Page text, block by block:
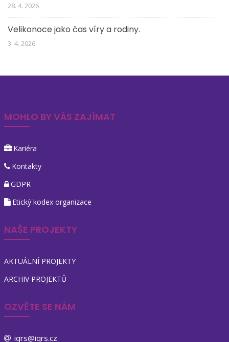
28. 4. 2026
Velikonoce jako čas víry a rodiny.
3. 4. 2026
MOHLO BY VÁS ZAJÍMAT
Kariéra
Kontakty
GDPR
Etický kodex organizace
NAŠE PROJEKTY
AKTUÁLNÍ PROJEKTY
ARCHIV PROJEKTŮ
OZVĚTE SE NÁM
iqrs@iqrs.cz